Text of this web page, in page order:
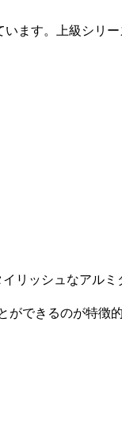
ます。上級シリ
リッシュなアル
できるのが特徴的